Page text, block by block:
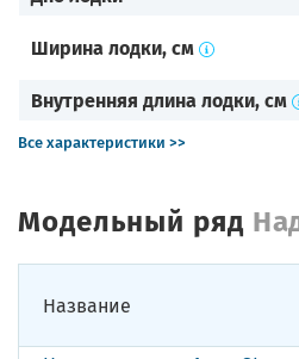
Ширина лодки, см
Внутренняя длина лодки, см
Все характеристики >>
Модельный ряд
Название